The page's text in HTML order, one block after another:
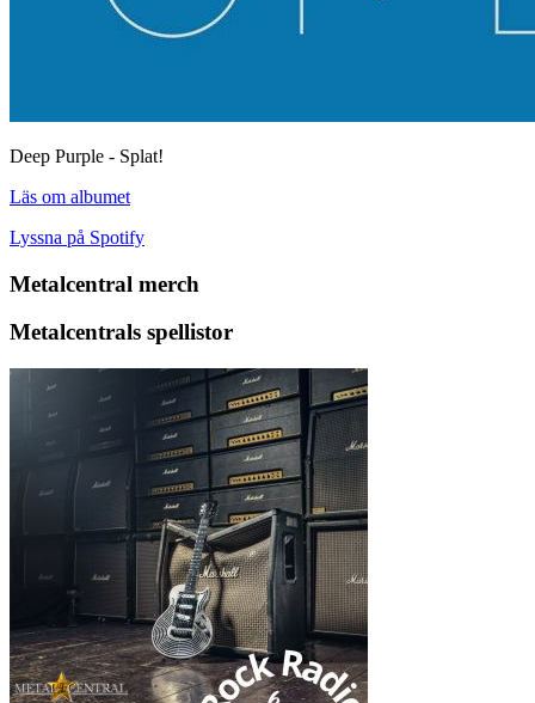
Deep Purple - Splat!
Läs om albumet
Lyssna på Spotify
Metalcentral merch
Metalcentrals spellistor